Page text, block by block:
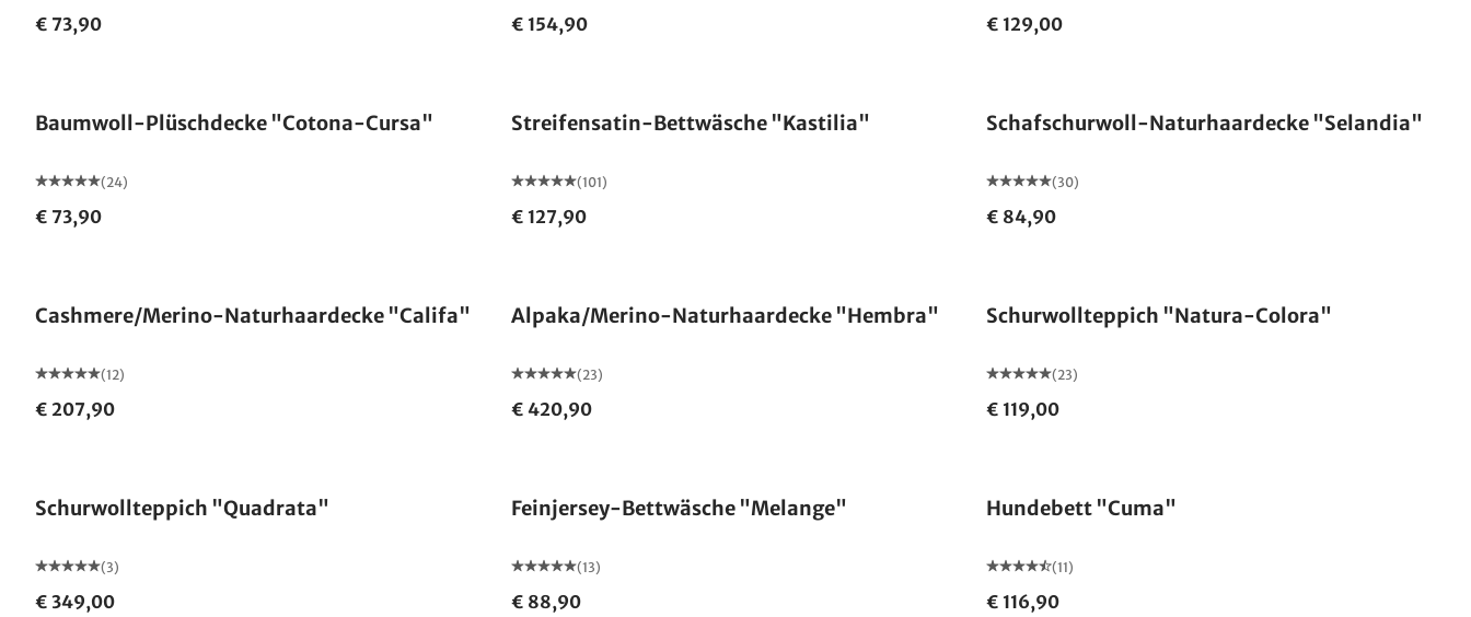
€ 73,90 € 154,90 € 129,00
Baumwoll-Plüschdecke "Cotona-Cursa"
(24)
€ 73,90
Streifensatin-Bettwäsche "Kastilia"
(101)
€ 127,90
Schafschurwoll-Naturhaardecke "Selandia"
(30)
€ 84,90
Cashmere/Merino-Naturhaardecke "Califa"
(12)
€ 207,90
Alpaka/Merino-Naturhaardecke "Hembra"
(23)
€ 420,90
Schurwollteppich "Natura-Colora"
(23)
€ 119,00
Schurwollteppich "Quadrata"
(3)
€ 349,00
Feinjersey-Bettwäsche "Melange"
(13)
€ 88,90
Hundebett "Cuma"
(11)
€ 116,90